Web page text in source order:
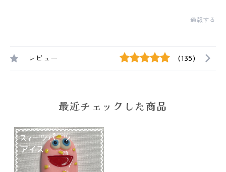
通報する
レビュー (135)
最近チェックした商品